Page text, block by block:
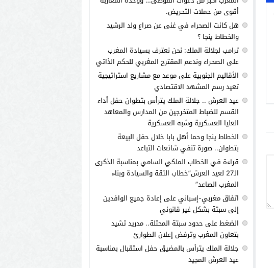
أقوى من حملات التحريض.
هل كانت الصحراء في غنى عن صراع ولد الرشيد
والخطاط ينجا ؟
ترامب لجلالة الملك: نحن نعترف بسيادة المغرب
على الصحراء وندعم المقترح المغربي للحكم الذاتي
الأقاليم الجنوبية على موعد مع مشاريع استراتيجية
تعيد رسم المشهد الاقتصادي
عيد العرش .. جلالة الملك يترأس بتطوان حفل أداء
القسم للضباط المتخرجين من المدارس والمعاهد
العليا العسكرية وشبه العسكرية
الخطاط ينجا وحما أهل بابا خلال حفل البيعة
بتطوان.. صورة تنفي شائعات التباعد
قراءة في الخطاب الملكي السامي بمناسبة الذكرى
الـ27 لعيد العرش”خطاب الثقة والسيادة وبناء
المغرب الصاعد”
اتفاق مغربي-إسباني على إعادة جميع الوافدين
إلى سبتة بشكل غير قانوني
الضغط على حدود سبتة المحتلة.. مدريد تشيد
بتعاون المغرب وترفض إعلان الطوارئ
جلالة الملك يترأس بالمضيق حفل استقبال بمناسبة
عيد العرش المجيد